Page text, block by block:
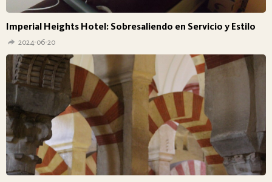
Imperial Heights Hotel: Sobresaliendo en Servicio y Estilo
2024-06-20